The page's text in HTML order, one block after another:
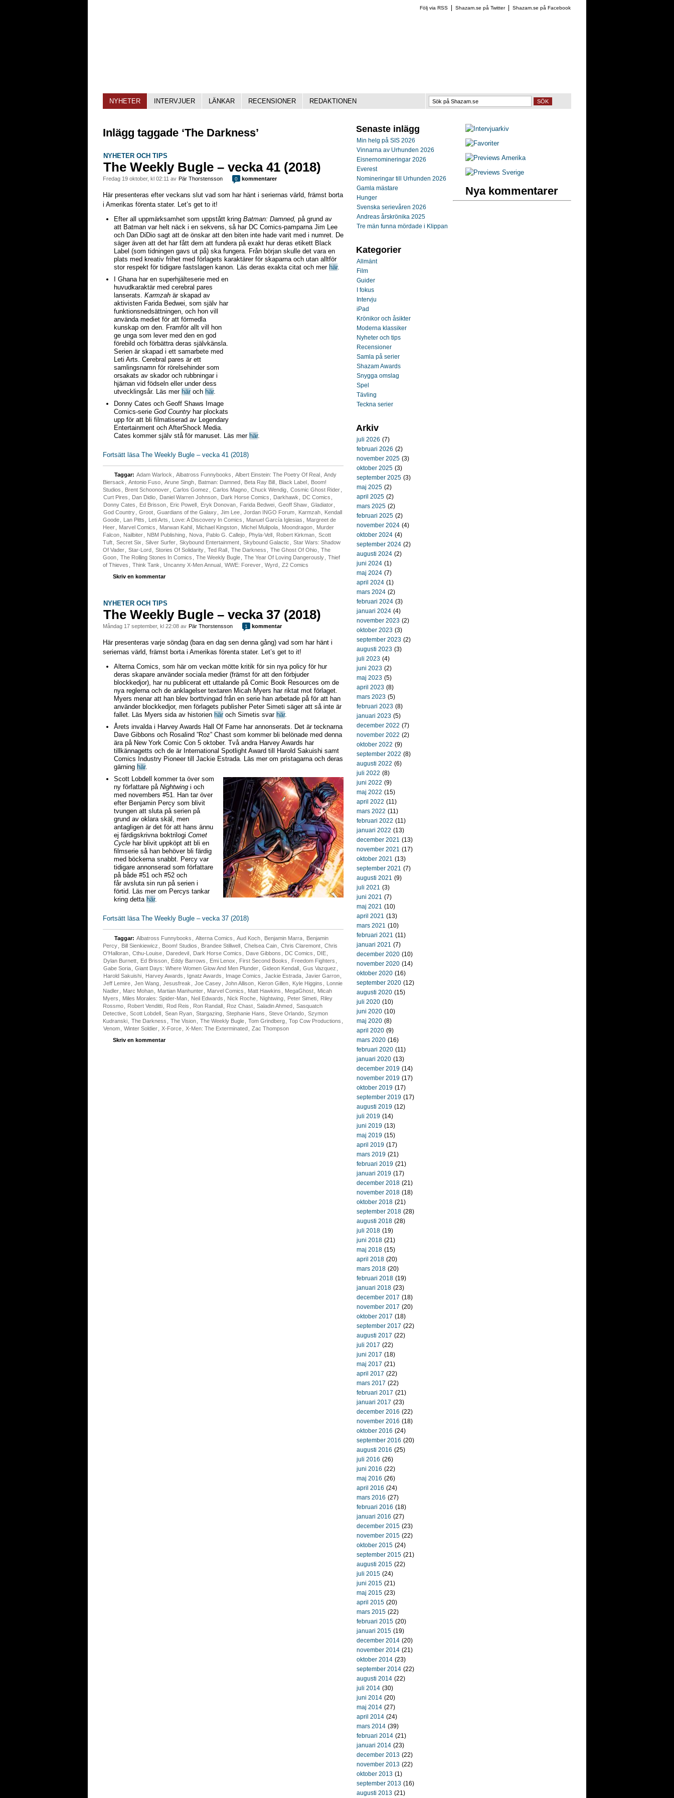
Shazam.se på Facebook
Shazam.se på Twitter
Följ via RSS
NYHETER INTERVJUER LÄNKAR RECENSIONER REDAKTIONEN SÖK
Inlägg taggade ‘The Darkness’
NYHETER OCH TIPS
The Weekly Bugle – vecka 41 (2018)
fredag 19 oktober, kl 02:11 av Pär Thorstensson 0 kommentarer
Här presenteras efter veckans slut vad som har hänt i seriernas värld, främst borta
i Amerikas förenta stater. Let’s get to it!
Efter all uppmärksamhet som uppstått kring Batman: Damned, på grund av
att Batman var helt näck i en sekvens, så har DC Comics-pamparna Jim Lee
och Dan DiDio sagt att de önskar att den biten inte hade varit med i numret. De
säger även att det har fått dem att fundera på exakt hur deras etikett Black
Label (som tidningen gavs ut på) ska fungera. Från början skulle det vara en
plats med kreativ frihet med förlagets karaktärer för skaparna och utan alltför
stor respekt för tidigare fastslagen kanon. Läs deras exakta citat och mer här.
I Ghana har en superhjälteserie med en
huvudkaraktär med cerebral pares
lanserats. Karmzah är skapad av
aktivisten Farida Bedwei, som själv har
funktionsnedsättningen, och hon vill
använda mediet för att förmedla
kunskap om den. Framför allt vill hon
ge unga som lever med den en god
förebild och förbättra deras självkänsla.
Serien är skapad i ett samarbete med
Leti Arts. Cerebral pares är ett
samlingsnamn för rörelsehinder som
orsakats av skador och rubbningar i
hjärnan vid födseln eller under dess
utvecklingsår. Läs mer häroch här.
Donny Cates och Geoff Shaws Image
Comics-serie God Country har plockats
upp för att bli filmatiserad av Legendary
Entertainment och AfterShock Media.
Cates kommer själv stå för manuset. Läs mer här.
Fortsätt läsa The Weekly Bugle – vecka 41 (2018)
Taggar: Adam Warlock Albatross Funnybooks Albert Einstein: The Poetry Of Real
Andy
Biersack
Antonio Fuso Arune Singh Batman: Damned Beta Ray Bill Black Label
Boom!
Studios
Brent Schoonover Carlos Gomez Carlos Magno Chuck Wendig Cosmic Ghost Rider
Curt Pires
Dan Didio Daniel Warren Johnson Dark Horse Comics Darkhawk DC Comics
Donny Cates
Ed Brisson Eric Powell Eryk Donovan Farida Bedwei Geoff Shaw Gladiator
God Country
Groot Guardians of the Galaxy Jim Lee Jordan INGO Forum Karmzah
Kendall
Goode
Lan Pitts Leti Arts Love: A Discovery In Comics Manuel García Iglesias
Margreet de
Heer
Marvel Comics Marwan Kahil Michael Kingston Michel Mulipola Moondragon
Murder
Falcon
Nailbiter NBM Publishing Nova Pablo G. Callejo Phyla-Vell Robert Kirkman
Scott
Tuft
Secret Six Silver Surfer Skybound Entertainment Skybound Galactic
Star Wars: Shadow
Of Vader
Star-Lord Stories Of Solidarity Ted Rall The Darkness The Ghost Of Ohio
The
Goon
The Rolling Stones In Comics The Weekly Bugle The Year Of Loving Dangerously
Thief
of Thieves
Think Tank Uncanny X-Men Annual WWE: Forever Wyrd
Z2 Comics
Skriv en kommentar
NYHETER OCH TIPS
The Weekly Bugle – vecka 37 (2018)
måndag 17 september, kl 22:08 av Pär Thorstensson 1 kommentar
Här presenteras varje söndag (bara en dag sen denna gång) vad som har hänt i
seriernas värld, främst borta i Amerikas förenta stater. Let’s get to it!
Alterna Comics, som här om veckan mötte kritik för sin nya policy för hur
deras skapare använder sociala medier (främst för att den förbjuder
blockkedjor), har nu publicerat ett uttalande på Comic Book Resources om de
nya reglerna och de anklagelser textaren Micah Myers har riktat mot förlaget.
Myers menar att han blev borttvingad från en serie han arbetade på för att han
använder blockkedjor, men förlagets publisher Peter Simeti säger att så inte är
fallet. Läs Myers sida av historien häroch Simetis svar här.
Årets invalda i Harvey Awards Hall Of Fame har annonserats. Det är tecknarna
Dave Gibbons och Rosalind ”Roz” Chast som kommer bli belönade med denna
ära på New York Comic Con 5 oktober. Två andra Harvey Awards har
tillkännagetts och de är International Spotlight Award till Harold Sakuishi samt
Comics Industry Pioneer till Jackie Estrada. Läs mer om pristagarna och deras
gärning här.
Scott Lobdell kommer ta över som
ny författare på Nightwing i och
med novembers #51. Han tar över
efter Benjamin Percy som blivit
tvungen att sluta på serien på
grund av oklara skäl, men
antagligen är det för att hans ännu
ej färdigskrivna boktrilogi Comet
Cycle har blivit uppköpt att bli en
filmserie så han behöver bli färdig
med böckerna snabbt. Percy var
tidigare annonserad som författare
på både #51 och #52 och
får avsluta sin run på serien i
förtid. Läs mer om Percys tankar
kring detta här.
Fortsätt läsa The Weekly Bugle – vecka 37 (2018)
Taggar: Albatross Funnybooks Alterna Comics Aud Koch Benjamin Marra
Benjamin
Percy
Bill Sienkiewicz Boom! Studios Brandee Stillwell Chelsea Cain Chris Claremont
Chris
O'Halloran
Cthu-Louise Daredevil Dark Horse Comics Dave Gibbons DC Comics DIE
Dylan Burnett
Ed Brisson Eddy Barrows Emi Lenox First Second Books Freedom Fighters
Gabe Soria
Giant Days: Where Women Glow And Men Plunder Gideon Kendall Gus Vazquez
Harold Sakuishi
Harvey Awards Ignatz Awards Image Comics Jackie Estrada Javier Garron
Jeff Lemire
Jen Wang Jesusfreak Joe Casey John Allison Kieron Gillen Kyle Higgins
Lonnie
Nadler
Marc Mohan Martian Manhunter Marvel Comics Matt Hawkins MegaGhost
Micah
Myers
Miles Morales: Spider-Man Neil Edwards Nick Roche Nightwing Peter Simeti
Riley
Rossmo
Robert Venditti Rod Reis Ron Randall Roz Chast Saladin Ahmed
Sasquatch
Detective
Scott Lobdell Sean Ryan Stargazing Stephanie Hans Steve Orlando
Szymon
Kudranski
The Darkness The Vision The Weekly Bugle Tom Grindberg Top Cow Productions
Venom
Winter Soldier X-Force X-Men: The Exterminated
Zac Thompson
Skriv en kommentar
Senaste inlägg
Min helg på SIS 2026
Vinnarna av Urhunden 2026
Eisnernomineringar 2026
Everest
Nomineringar till Urhunden 2026
Gamla mästare
Hunger
Svenska serievåren 2026
Andreas årskrönika 2025
Tre män funna mördade i Klippan
Kategorier
Allmänt
Film
Guider
I fokus
Intervju
iPad
Krönikor och åsikter
Moderna klassiker
Nyheter och tips
Recensioner
Samla på serier
Shazam Awards
Snygga omslag
Spel
Tävling
Teckna serier
Arkiv
juli 2026 (7)
februari 2026 (2)
november 2025 (3)
oktober 2025 (3)
september 2025 (3)
maj 2025 (2)
april 2025 (2)
mars 2025 (2)
februari 2025 (2)
november 2024 (4)
oktober 2024 (4)
september 2024 (2)
augusti 2024 (2)
juni 2024 (1)
maj 2024 (7)
april 2024 (1)
mars 2024 (2)
februari 2024 (3)
januari 2024 (4)
november 2023 (2)
oktober 2023 (3)
september 2023 (2)
augusti 2023 (3)
juli 2023 (4)
juni 2023 (2)
maj 2023 (5)
april 2023 (8)
mars 2023 (5)
februari 2023 (8)
januari 2023 (5)
december 2022 (7)
november 2022 (2)
oktober 2022 (9)
september 2022 (8)
augusti 2022 (6)
juli 2022 (8)
juni 2022 (9)
maj 2022 (15)
april 2022 (11)
mars 2022 (11)
februari 2022 (11)
januari 2022 (13)
december 2021 (13)
november 2021 (17)
oktober 2021 (13)
september 2021 (7)
augusti 2021 (9)
juli 2021 (3)
juni 2021 (7)
maj 2021 (10)
april 2021 (13)
mars 2021 (10)
februari 2021 (11)
januari 2021 (7)
december 2020 (10)
november 2020 (14)
oktober 2020 (16)
september 2020 (12)
augusti 2020 (15)
juli 2020 (10)
juni 2020 (10)
maj 2020 (8)
april 2020 (9)
mars 2020 (16)
februari 2020 (11)
januari 2020 (13)
december 2019 (14)
november 2019 (17)
oktober 2019 (17)
september 2019 (17)
augusti 2019 (12)
juli 2019 (14)
juni 2019 (13)
maj 2019 (15)
april 2019 (17)
mars 2019 (21)
februari 2019 (21)
januari 2019 (17)
december 2018 (21)
november 2018 (18)
oktober 2018 (21)
september 2018 (28)
augusti 2018 (28)
juli 2018 (19)
juni 2018 (21)
maj 2018 (15)
april 2018 (20)
mars 2018 (20)
februari 2018 (19)
januari 2018 (23)
december 2017 (18)
november 2017 (20)
oktober 2017 (18)
september 2017 (22)
augusti 2017 (22)
juli 2017 (22)
juni 2017 (18)
maj 2017 (21)
april 2017 (22)
mars 2017 (22)
februari 2017 (21)
januari 2017 (23)
december 2016 (22)
november 2016 (18)
oktober 2016 (24)
september 2016 (20)
augusti 2016 (25)
juli 2016 (26)
juni 2016 (22)
maj 2016 (26)
april 2016 (24)
mars 2016 (27)
februari 2016 (18)
januari 2016 (27)
december 2015 (23)
november 2015 (22)
oktober 2015 (24)
september 2015 (21)
augusti 2015 (22)
juli 2015 (24)
juni 2015 (21)
maj 2015 (23)
april 2015 (20)
mars 2015 (22)
februari 2015 (20)
januari 2015 (19)
december 2014 (20)
november 2014 (21)
oktober 2014 (23)
september 2014 (22)
augusti 2014 (22)
juli 2014 (30)
juni 2014 (20)
maj 2014 (27)
april 2014 (24)
mars 2014 (39)
februari 2014 (21)
januari 2014 (23)
december 2013 (22)
november 2013 (22)
oktober 2013 (1)
september 2013 (16)
augusti 2013 (21)
Nya kommentarer